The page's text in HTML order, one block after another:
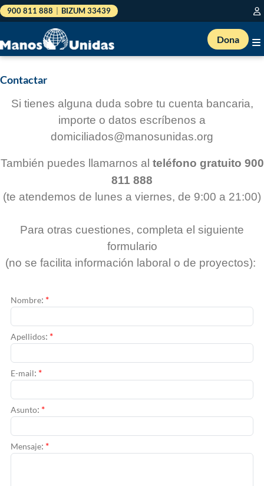
900 811 888 BIZUM 33439
Dona
Contactar
Si tienes alguna duda sobre tu cuenta bancaria,
importe o datos escríbenos a
domiciliados@manosunidas.org
También puedes llamarnos al teléfono gratuito 900
811 888
(te atendemos de lunes a viernes, de 9:00 a 21:00)
Para otras cuestiones, completa el siguiente
formulario
(no se facilita información laboral o de proyectos):
Nombre: *
Apellidos: *
E-mail: *
Asunto: *
Mensaje: *